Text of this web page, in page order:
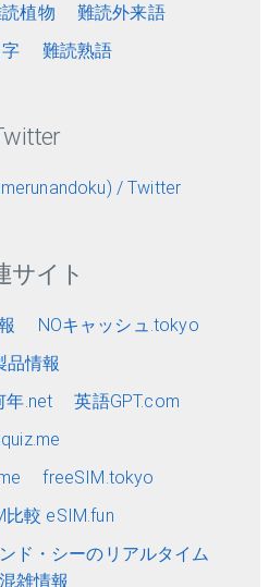
植物
難読外来語
難読熟語
/ Twitter
サイト
NOキャッシュ.tokyo
品情報
年.net
英語GPT.com
freeSIM.tokyo
較 eSIM.fun
ド・シーのリアルタイム
混雑情報